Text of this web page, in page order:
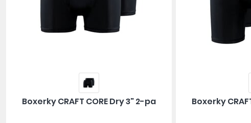
Boxerky CRAFT CORE Dry 3" 2-pa Boxerky